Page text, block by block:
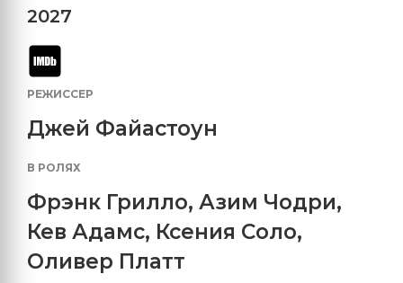
2027
РЕЖИССЕР
Джей Файастоун
В РОЛЯХ
Фрэнк Грилло, Азим Чодри,
Кев Адамс, Ксения Соло,
Оливер Платт